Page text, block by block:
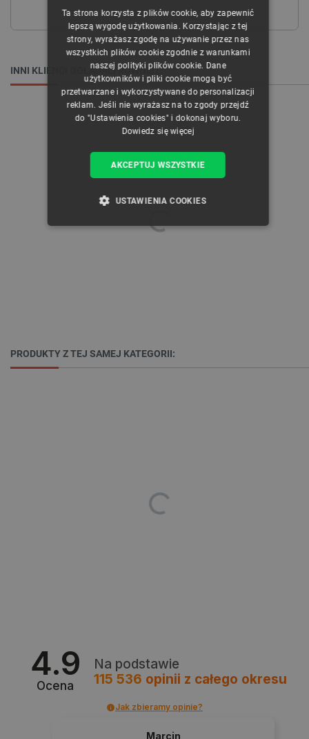
INNI KLIENCI OGLĄDALI RÓWNIEŻ:
PRODUKTY Z TEJ SAMEJ KATEGORII:
4.9
Ocena
Na podstawie
115 536 opinii z całego okresu
Jak zbieramy opinie?
Marcin
CZECH
ENGLISH
GERMAN
Ta strona korzysta z plików cookie, aby zapewnić
lepszą wygodę użytkowania. Korzystając z tej
strony, wyrażasz zgodę na używanie przez nas
wszystkich plików cookie zgodnie z warunkami
naszej polityki plików cookie. Dane
użytkowników i pliki cookie mogą być
przetwarzane i wykorzystywane do personalizacji
reklam. Jeśli nie wyrażasz na to zgody przejdź
do "Ustawienia cookies" i dokonaj wyboru.
Dowiedz się więcej
AKCEPTUJ WSZYSTKIE
USTAWIENIA COOKIES
PrestaShop-[abcdef0123456789]{32}
Polityce prywatności Google